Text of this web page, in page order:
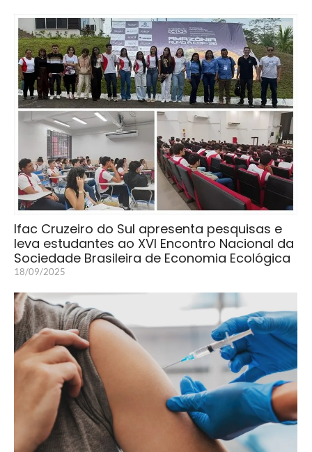
Ifac Cruzeiro do Sul apresenta pesquisas e
leva estudantes ao XVI Encontro Nacional da
Sociedade Brasileira de Economia Ecológica
18/09/2025